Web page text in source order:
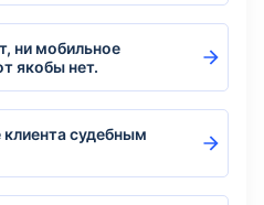
ни мобильное
якобы нет.
судебным